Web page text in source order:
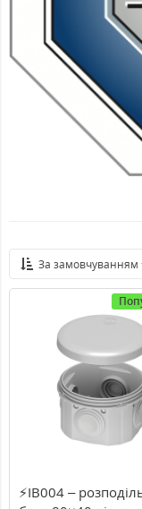
За замовчуванням
⚡IB004 –